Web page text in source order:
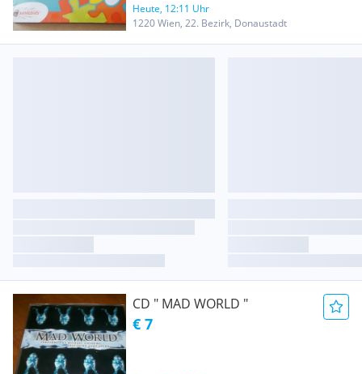
Heute, 12:11 Uhr
1220 Wien, 22. Bezirk, Donaustadt
CD " MAD WORLD "
€ 7